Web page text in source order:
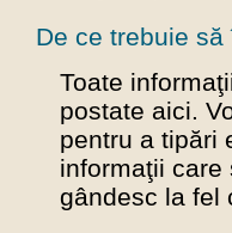
De ce trebuie
Toate
postate aici.
pentru a tipări
informaţii care
gândesc la fel